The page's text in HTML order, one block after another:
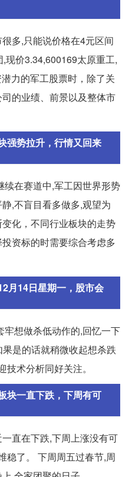
多,只能说价格在4元区间
现价3.34,600169太原重工,
力的军工股票时，除了关
的业绩、前景以及整体市
强势拉升，行情又回来
在赛道中,军工因世界形势
,不盲目看多做多,观望为
化，不同行业板块的走势
资标的时需要综合考虑多
月14日星期一，股市会
牢想做杀低动作的,回忆一下
是的话就稍微收起想杀跌
术分析同好关注。
块一直下跌，下周有可
直在下跌,下周上涨没有可
稳了。 下周周五过春节,周